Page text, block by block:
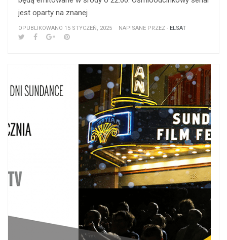
jest oparty na znanej
OPUBLIKOWANO 15 STYCZEŃ, 2025 NAPISANE PRZEZ - ELSAT